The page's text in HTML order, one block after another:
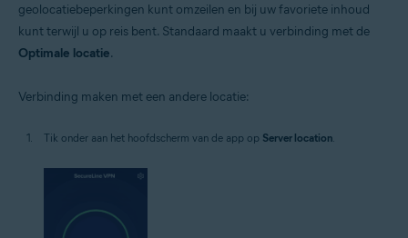
geolocatiebeperkingen kunt omzeilen en bij uw favoriete inhoud
kunt terwijl u op reis bent. Standaard maakt u verbinding met de
Optimale locatie.
Verbinding maken met een andere locatie:
Tik onder aan het hoofdscherm van de app op Server location